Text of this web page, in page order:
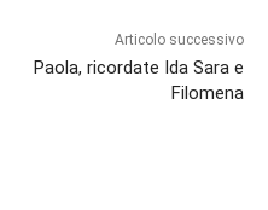
Articolo successivo
Paola, ricordate Ida Sara e
Filomena